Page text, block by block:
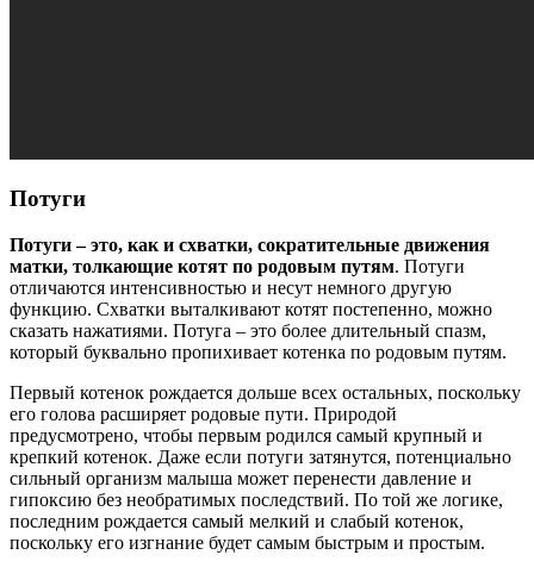
Потуги
Потуги – это, как и схватки, сократительные движения
матки, толкающие котят по родовым путям. Потуги
отличаются интенсивностью и несут немного другую
функцию. Схватки выталкивают котят постепенно, можно
сказать нажатиями. Потуга – это более длительный спазм,
который буквально пропихивает котенка по родовым путям.
Первый котенок рождается дольше всех остальных, поскольку
его голова расширяет родовые пути. Природой
предусмотрено, чтобы первым родился самый крупный и
крепкий котенок. Даже если потуги затянутся, потенциально
сильный организм малыша может перенести давление и
гипоксию без необратимых последствий. По той же логике,
последним рождается самый мелкий и слабый котенок,
поскольку его изгнание будет самым быстрым и простым.